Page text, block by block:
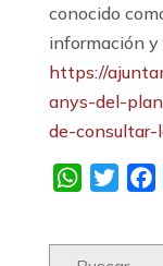
conocido
información y
https://
anys-del-
de-consultar-